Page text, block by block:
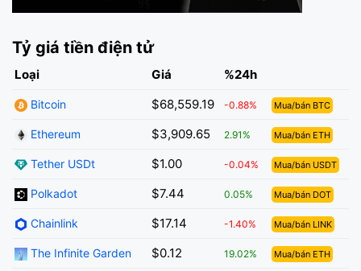
Tỷ giá tiền điện tử
Loại Giá %24h
Bitcoin $68,559.19 -0.88% Mua/bán BTC
Ethereum $3,909.65 2.91% Mua/bán ETH
Tether USDt $1.00 -0.04% Mua/bán USDT
Polkadot $7.44 0.05% Mua/bán DOT
Chainlink $17.14 -1.40% Mua/bán LINK
The Infinite Garden $0.12 19.02% Mua/bán ETH